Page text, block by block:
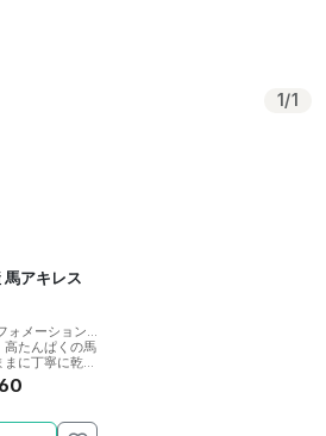
1 /1
馬アキレス
高たんぱくの馬
に丁寧に乾燥
歯の健康をサ